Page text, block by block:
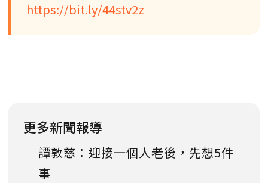
https://bit.ly/44stv2z
更多新聞報導
譚敦慈：迎接一個人老後，先想5件
事